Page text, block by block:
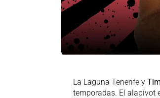
La Laguna Tenerife y
temporadas. El alapívot